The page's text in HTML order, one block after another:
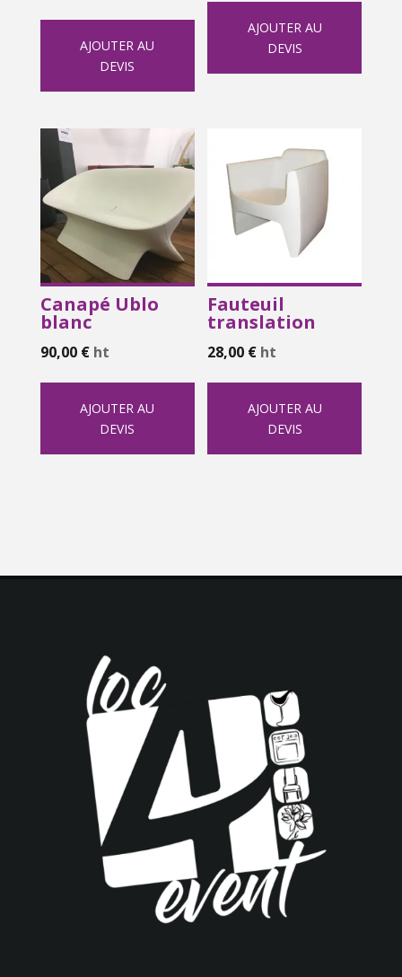
AJOUTER AU
DEVIS
AJOUTER AU
DEVIS
Canapé Ublo
blanc
90,00 € ht
AJOUTER AU
DEVIS
Fauteuil
translation
28,00 € ht
AJOUTER AU
DEVIS